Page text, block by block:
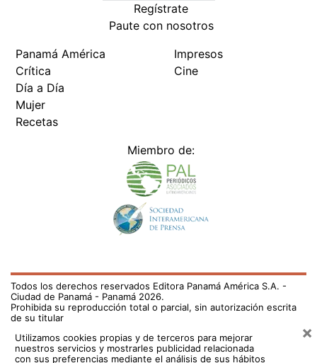
Regístrate
Paute con nosotros
Panamá América
Crítica
Día a Día
Mujer
Recetas
Impresos
Cine
Miembro de:
Todos los derechos reservados Editora Panamá América S.A. -
Ciudad de Panamá - Panamá 2026.
Prohibida su reproducción total o parcial, sin autorización escrita
de su titular
Utilizamos cookies propias y de terceros para mejorar
nuestros servicios y mostrarles publicidad relacionada
con sus preferencias mediante el análisis de sus hábitos
×